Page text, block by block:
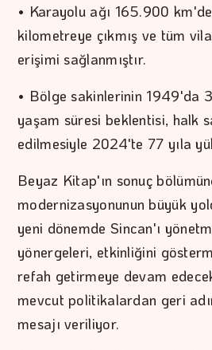
• Karayolu ağı 165.900
kilometreye çıkmış ve tüm
erişimi sağlanmıştır.
• Bölge sakinlerinin 1949'da
yaşam süresi beklentisi, halk
edilmesiyle 2024'te 77 yıla
Beyaz Kitap'ın sonuç
modernizasyonunun büyük
yeni dönemde Sincan'ı
yönergeleri, etkinliğini
refah getirmeye devam
mevcut politikalardan geri
mesajı veriliyor.